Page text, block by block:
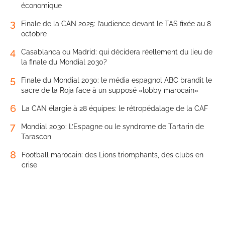
économique
3
Finale de la CAN 2025: l’audience devant le TAS fixée au 8
octobre
4
Casablanca ou Madrid: qui décidera réellement du lieu de
la finale du Mondial 2030?
5
Finale du Mondial 2030: le média espagnol ABC brandit le
sacre de la Roja face à un supposé «lobby marocain»
6 La CAN élargie à 28 équipes: le rétropédalage de la CAF
7
Mondial 2030: L’Espagne ou le syndrome de Tartarin de
Tarascon
8
Football marocain: des Lions triomphants, des clubs en
crise